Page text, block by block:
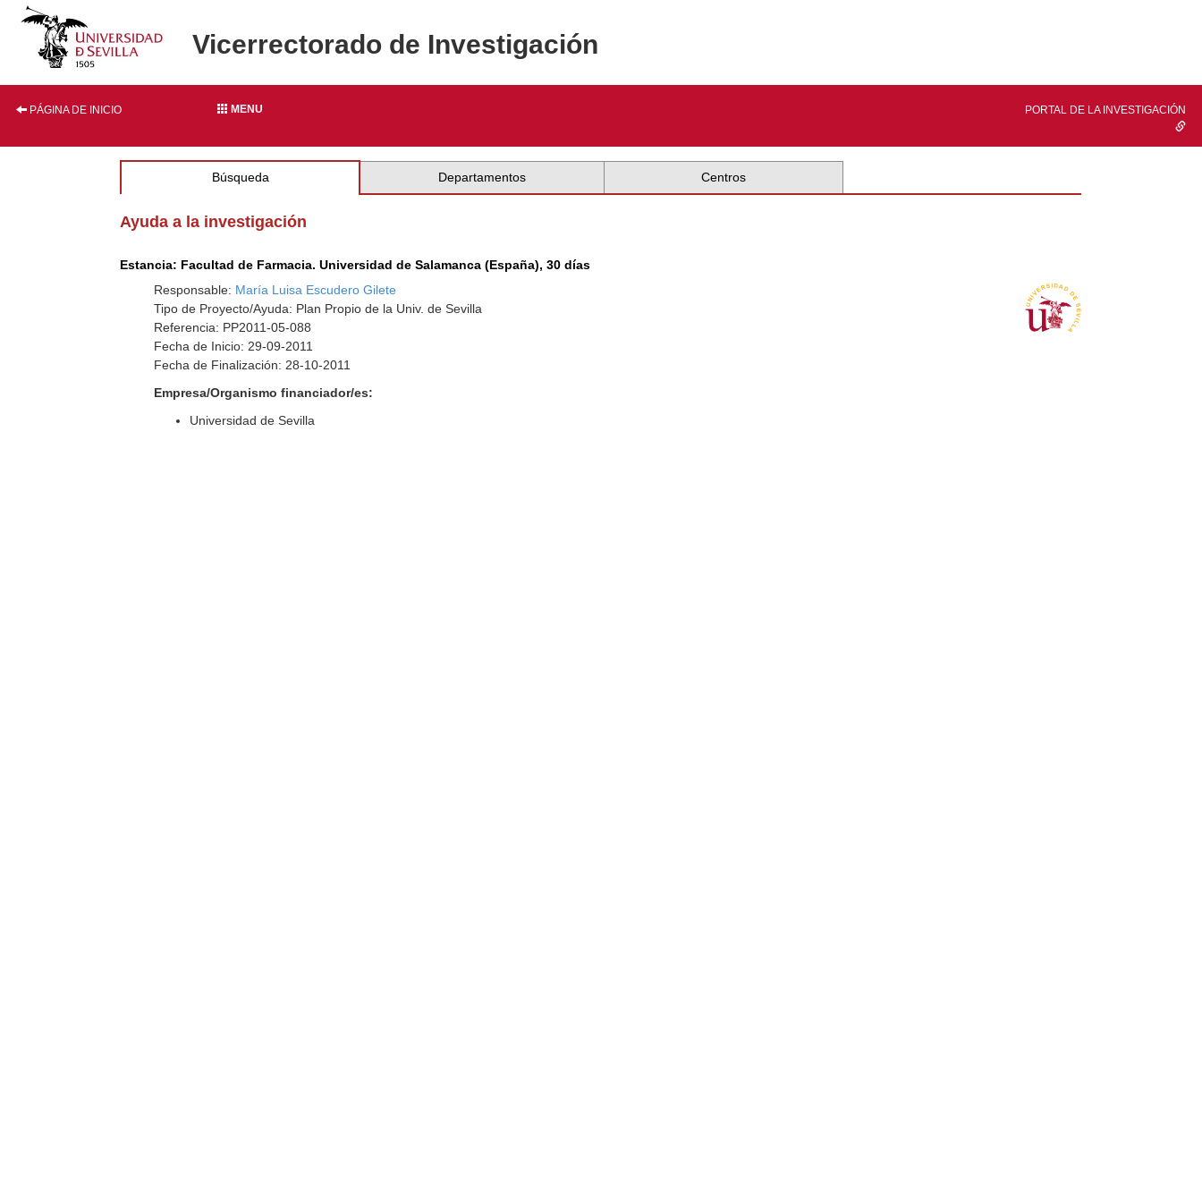
Vicerrectorado de Investigación
PÁGINA DE INICIO MENU PORTAL DE LA INVESTIGACIÓN
Búsqueda Departamentos Centros
Ayuda a la investigación
Estancia: Facultad de Farmacia. Universidad de Salamanca (España), 30 días
Responsable: María Luisa Escudero Gilete
Tipo de Proyecto/Ayuda: Plan Propio de la Univ. de Sevilla
Referencia: PP2011-05-088
Fecha de Inicio: 29-09-2011
Fecha de Finalización: 28-10-2011
Empresa/Organismo financiador/es:
Universidad de Sevilla